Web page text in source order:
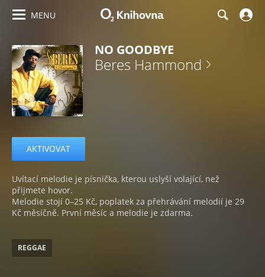
MENU
NO GOODBYE
Beres Hammond
AKTIVOVAT
Uvítací melodie je písnička, kterou uslyší volající, než
přijmete hovor.
Melodie stojí 0–25 Kč, poplatek za přehrávání melodií je 29
Kč měsíčně. První měsíc a melodie je zdarma.
REGGAE